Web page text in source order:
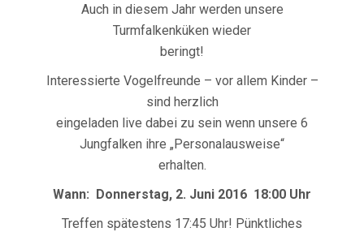
Auch in diesem Jahr werden unsere
Turmfalkenküken wieder
beringt!
Interessierte Vogelfreunde – vor allem Kinder –
sind herzlich
eingeladen live dabei zu sein wenn unsere 6
Jungfalken ihre „Personalausweise“
erhalten.
Wann: Donnerstag, 2. Juni 2016 18:00 Uhr
Treffen spätestens 17:45 Uhr! Pünktliches